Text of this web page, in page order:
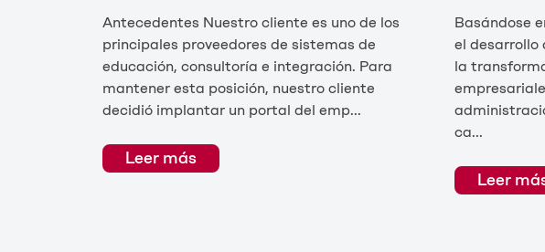
Antecedentes Nuestro cliente es uno de los
principales proveedores de sistemas de
educación, consultoría e integración. Para
mantener esta posición, nuestro cliente
decidió implantar un portal del emp...
Leer más
Basándose
el desarrollo
la
ca...
Leer